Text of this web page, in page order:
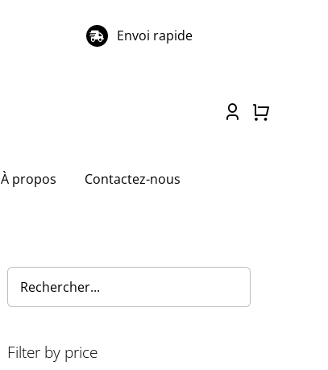
Envoi rapide
À propos Contactez-nous
Filter by price